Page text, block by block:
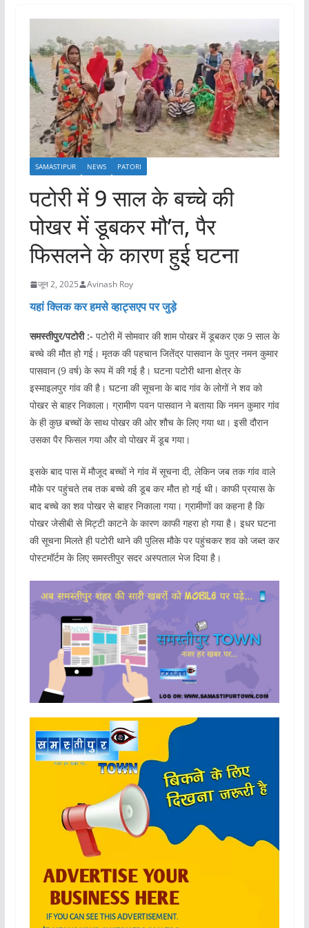
SAMASTIPUR NEWS PATORI
पटोरी में 9 साल के बच्चे की
पोखर में डूबकर मौ’त, पैर
फिसलने के कारण हुई घटना
जून 2, 2025 Avinash Roy
यहां क्लिक कर हमसे व्हाट्सएप पर जुड़े
समस्तीपुर/पटोरी :- पटोरी में सोमवार की शाम पोखर में डूबकर एक 9 साल के
बच्चे की मौत हो गई। मृतक की पहचान जितेंद्र पासवान के पुत्र नमन कुमार
पासवान (9 वर्ष) के रूप में की गई है। घटना पटोरी थाना क्षेत्र के
इस्माइलपुर गांव की है। घटना की सूचना के बाद गांव के लोगों ने शव को
पोखर से बाहर निकाला। ग्रामीण पवन पासवान ने बताया कि नमन कुमार गांव
के ही कुछ बच्चों के साथ पोखर की ओर शौच के लिए गया था। इसी दौरान
उसका पैर फिसल गया और वो पोखर में डूब गया।
इसके बाद पास में मौजूद बच्चों ने गांव में सूचना दी, लेकिन जब तक गांव वाले
मौके पर पहुंचते तब तक बच्चे की डूब कर मौत हो गई थी। काफी प्रयास के
बाद बच्चे का शव पोखर से बाहर निकाला गया। ग्रामीणों का कहना है कि
पोखर जेसीबी से मिट्टी काटने के कारण काफी गहरा हो गया है। इधर घटना
की सूचना मिलते ही पटोरी थाने की पुलिस मौके पर पहुंचकर शव को जब्त कर
पोस्टमॉर्टम के लिए समस्तीपुर सदर अस्पताल भेज दिया है।